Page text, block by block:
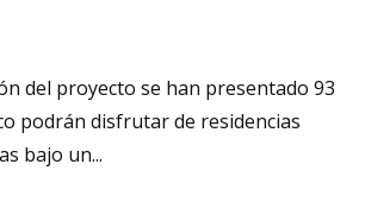
del proyecto se han presentado 93
podrán disfrutar de residencias
bajo un...